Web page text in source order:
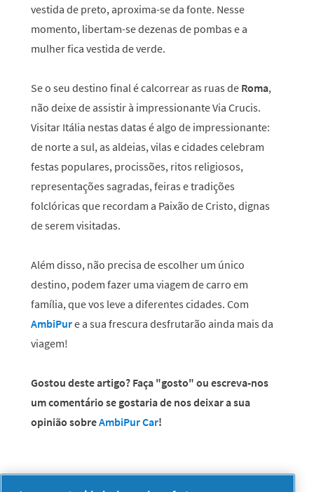
vestida de preto, aproxima-se da fonte. Nesse
momento, libertam-se dezenas de pombas e a
mulher fica vestida de verde.
Se o seu destino final é calcorrear as ruas de Roma,
não deixe de assistir à impressionante Via Crucis.
Visitar Itália nestas datas é algo de impressionante:
de norte a sul, as aldeias, vilas e cidades celebram
festas populares, procissões, ritos religiosos,
representações sagradas, feiras e tradições
folclóricas que recordam a Paixão de Cristo, dignas
de serem visitadas.
Além disso, não precisa de escolher um único
destino, podem fazer uma viagem de carro em
família, que vos leve a diferentes cidades. Com
AmbiPure a sua frescura desfrutarão ainda mais da
viagem!
Gostou deste artigo? Faça "gosto" ou escreva-nos
um comentário se gostaria de nos deixar a sua
opinião sobreAmbiPur Car!